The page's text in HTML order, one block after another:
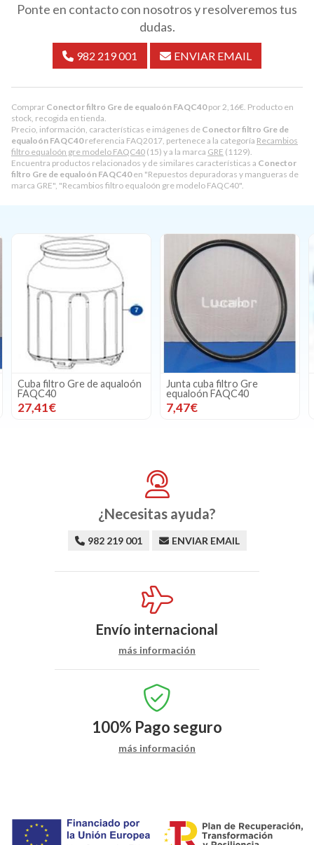
Comprar Conector filtro Gre de equaloón FAQC40por 2,16€ . Producto en
stock, recogida en tienda.
Precio, información, características e imágenes de Conector filtro Gre de
equaloón FAQC40referencia FAQ2017, pertenece a la categoría Recambios
filtro equaloón gre modelo FAQC40 (15) y a la marca GRE (1129).
Encuentra productos relacionados y de similares características a Conector
filtro Gre de equaloón FAQC40en "Repuestos depuradoras y mangueras de
marca GRE", "Recambios filtro equaloón gre modelo FAQC40".
Ponte en contacto con nosotros y resolveremos tus
dudas.
982 219 001 ENVIAR EMAIL
Cuba filtro Gre de aqualoón
FAQC40
27,41€
Junta cuba filtro Gre
equaloón FAQC40
7,47€
¿Necesitas ayuda?
982 219 001 ENVIAR EMAIL
Envío internacional
más información
100% Pago seguro
más información